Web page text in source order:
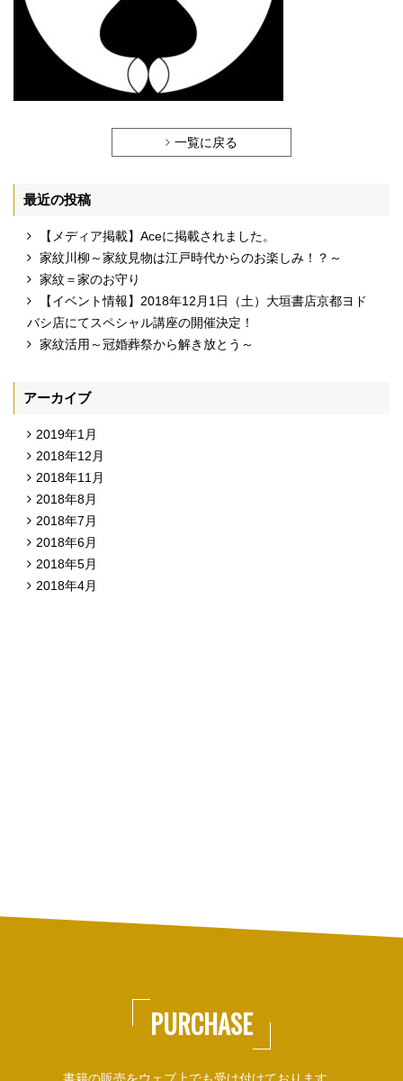
一覧に戻る
最近の投稿
【メディア掲載】Aceに掲載されました。
家紋川柳～家紋見物は江戸時代からのお楽しみ！？～
家紋＝家のお守り
【イベント情報】2018年12月1日（土）大垣書店京都ヨド
バシ店にてスペシャル講座の開催決定！
家紋活用～冠婚葬祭から解き放とう～
アーカイブ
2019年1月
2018年12月
2018年11月
2018年8月
2018年7月
2018年6月
2018年5月
2018年4月
PURCHASE